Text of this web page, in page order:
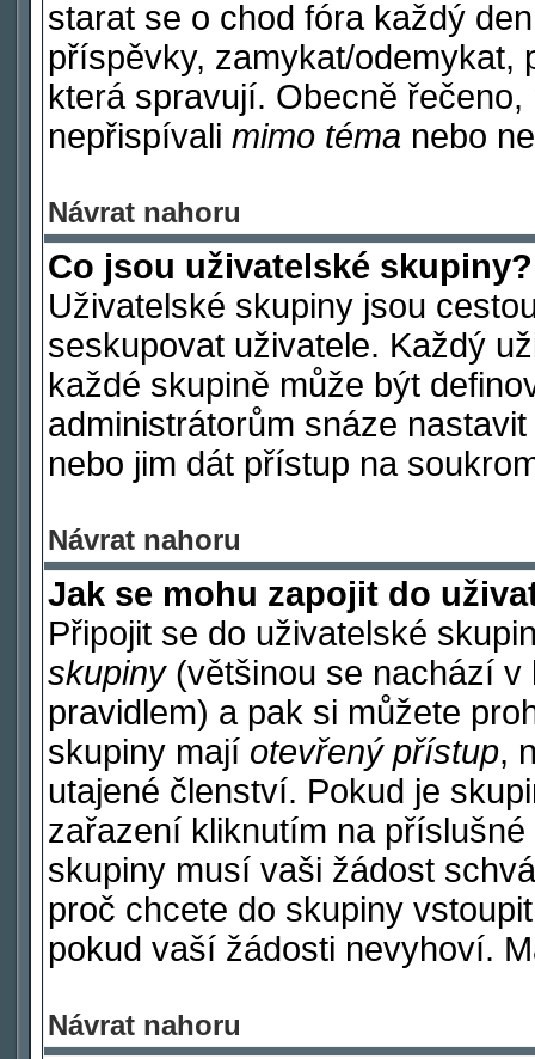
starat se o chod fóra každý
příspěvky, zamykat/odemykat,
která spravují. Obecně
nepřispívali mimo téma nebo
Návrat nahoru
Co jsou uživatelské skupiny?
Uživatelské skupiny jsou
seskupovat uživatele. Každý
každé skupině může být
administrátorům snáze
nebo jim dát přístup na
Návrat nahoru
Jak se mohu zapojit do
Připojit se do uživatelské
skupiny(většinou se nachází v
pravidlem) a pak si můžete
skupiny mají otevřený přístup,
utajené členství. Pokud je
zařazení kliknutím na
skupiny musí vaši žádost
proč chcete do skupiny
pokud vaší žádosti nevyhoví.
Návrat nahoru